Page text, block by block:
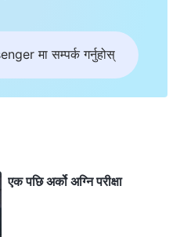
धेरै ज्ञान थिएन, र म अझै पनि
भ्रष्टता प्रकट गर्नबाट आफूलाई
छ भन्ने मलाई थाहा थियो, तर
यो पूरै पढेर जवाफ पठाउन धेरै
प्रवचन हाम्रो जिम्मेवारीको
सम्पादन गरेपनि, हामीले यसको
मा सम्पर्क गर्नुहोस्
एक पछि अर्को अग्नि परीक्षा